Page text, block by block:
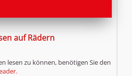
auf Rädern
lesen zu können, benötigen Sie den